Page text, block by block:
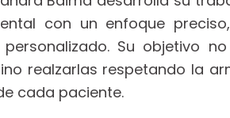
con un enfoque
Su objetivo
realzarlas respetando la
cada paciente.